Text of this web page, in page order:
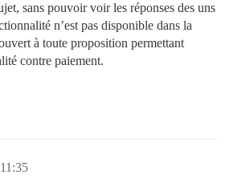
sans pouvoir voir les réponses des uns
n’est pas disponible dans la
à toute proposition permettant
contre paiement.